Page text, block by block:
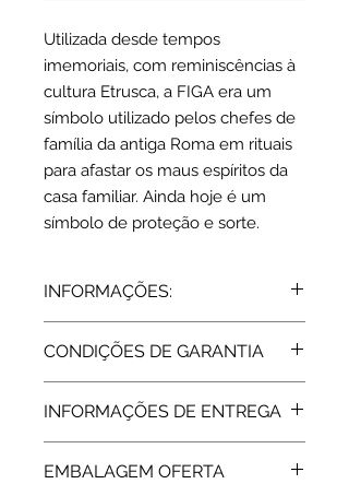
Utilizada desde tempos
imemoriais, com reminiscências à
cultura Etrusca, a FIGA era um
símbolo utilizado pelos chefes de
família da antiga Roma em rituais
para afastar os maus espíritos da
casa familiar. Ainda hoje é um
símbolo de proteção e sorte.
INFORMAÇÕES:
Dimensões: 33 x 12 mm
Peso médio: 2.6 gr
CONDIÇÕES DE GARANTIA
do Ouro estão abrangidos pela
Garantia de Fabricante, de 2 Anos,
assegurada pelas respetivas
INFORMAÇÕES DE ENTREGA
EMBALAGEM OFERTA